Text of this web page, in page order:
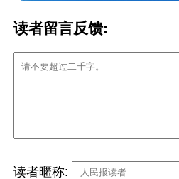
读者留言反馈:
读者暱称: